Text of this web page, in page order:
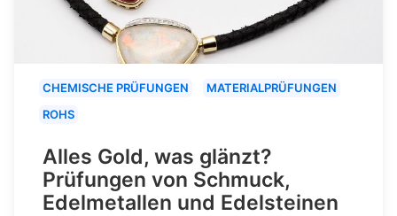
CHEMISCHE PRÜFUNGEN
MATERIALPRÜFUNGEN
ROHS
Alles Gold, was glänzt?
Prüfungen von Schmuck,
Edelmetallen und Edelsteinen